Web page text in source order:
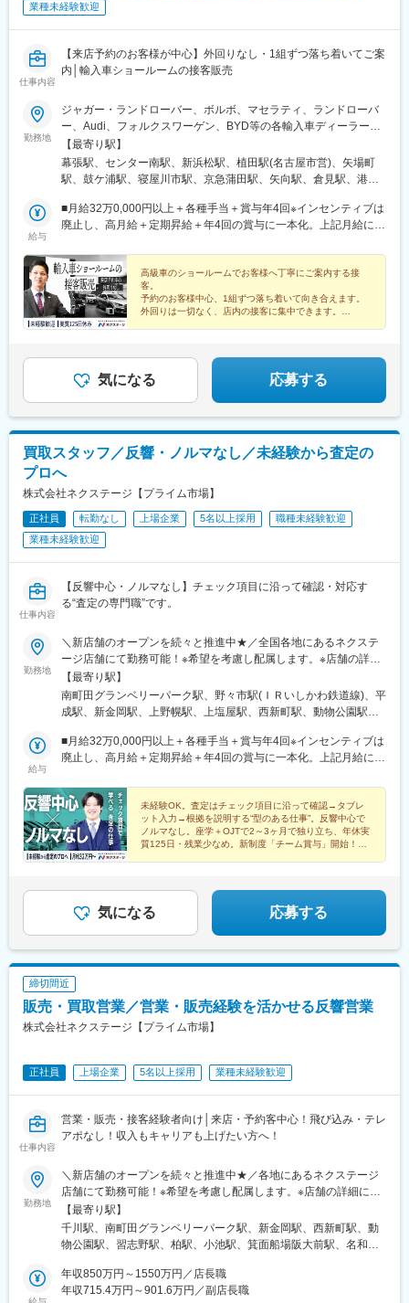
駅、新利府駅、名和駅(愛知県)、春江駅、発寒駅、江南駅(愛知
公津の杜駅、羽犬塚駅、信濃国分寺駅、大須観音駅、長沼駅(静岡
県)、京成幕張駅、赤迫駅、本郷駅(愛知県)、センター北駅、要町
上前津駅、知寄町一丁目駅
業種未経験歓迎
仕事内容
【来店予約のお客様が中心】外回りなし・1組ずつ落ち着いてご案
内│輸入車ショールームの接客販売
勤務地
ジャガー・ランドローバー、ボルボ、マセラティ、ランドローバ
ー、Audi、フォルクスワーゲン、BYD等の各輸入車ディーラー店
舗をはじめとするネクステージ運営店舗にて勤務可能！※希望を考
慮し配属します。※店舗の詳細については下記＜勤務地一覧＞をご
確認ください。転勤がない働き方のご希望もOK！★エリア限定
車通勤OK（一部除く）★受動喫煙対策あり※下記勤務地補足ネク
ステージ宮古島店／沖縄県宮古島市平良西里1276ネクステージ水
愛知県名古屋市緑区大高町丸の内36番1
【最寄り駅】
幕張駅、センター南駅、新浜松駅、植田駅(名古屋市営)、矢場町
駅、鼓ケ浦駅、寝屋川市駅、京急蒲田駅、矢向駅、倉見駅、港南
泉中央駅、東陽町駅、上社駅、男川駅、寒川駅、洋光台駅、善行
駅、鷺沼駅、平塚駅、宮之阪駅、放出駅、千川駅、上野幌駅、南
駅、環状通東駅、柏林台駅、七重浜駅、柏陽駅、運動公園前駅(青
森県)、八戸駅、岩手飯岡駅、村崎野駅、石巻あゆみ野駅、中野栄
駅、八乙女駅、黒松駅(宮城県)、新利府駅、船岡駅(宮城県)、塚目
駅、館腰駅、土崎駅、漆山駅(山形県)、鶴岡駅、置賜駅、泉駅(常
磐線)、郡山富田駅、伊達駅、研究学園駅、石岡駅、常陸多賀駅、
戸田駅、与野本町駅、幸手駅、吹上駅(埼玉県)、北上尾駅、新座
駅、草加駅、動物公園駅、習志野駅、柏駅、柏たなか駅、公津の
新潟駅、寺尾駅、高岡やぶなみ駅、東新庄駅、野々市駅(ＩＲいし
かわ鉄道線)、春江駅、竜王駅、北松本駅、川中島駅、岐南駅、細
畑駅、土岐市駅、美濃川合駅、豊春駅、焼津駅、東静岡駅、高塚
駅、天竜川駅、積志駅、ジヤトコ前駅、中島駅(愛知県)、喜多山駅
(愛知県)、牛山駅、三河鹿島駅、稲沢駅、妙興寺駅、北岡崎駅、美
合駅、豊明駅、江南駅(愛知県)、神領駅、高蔵寺駅、西尾駅、鳴海
駅、塩釜口駅、石浜駅、日進駅(愛知県)、伊奈駅、越戸駅、荒子川
上駅、伏見駅(京都府)、新金岡駅、箕面船場阪大前駅、神明町駅、
南茨木駅(大阪モノレール)、新石切駅、久米田駅、萩原天神駅、摂
駅、出屋敷駅、西飾磨駅、新ノ口駅、新大宮駅、紀三井寺駅、紀
伊駅、東山公園駅(鳥取県)、東松江駅(島根県)、清輝橋駅、福井駅
(岡山県)、早島駅、安芸中野駅、山陽女学園前駅、牛田駅(広島
県)、神辺駅、東福山駅、山口駅(山口県)、防府駅、吉成駅、丸亀
駅、円座駅、土橋駅(愛媛県)、知寄町二丁目駅、水城駅、新宮中央
駅、幸駅、平成駅、竜田口駅、鶴崎駅、南大分駅、南延岡駅、日
向住吉駅、上塩屋駅、てだこ浦西駅、浦添前田駅、赤嶺駅、偕楽
前橋大島駅、藤代駅、羽犬塚駅、西新井大師西駅、信濃国分寺
駅、武蔵関駅、京成幕張駅、センター北駅、大須観音駅、糀谷
駅、尻手駅、本郷駅(愛知県)、深江橋駅、要町駅、等々力駅、志村
坂上駅、長沼駅(静岡県)、はなみずき通駅、追分駅(三重県)、妙国
寺前駅、南茨木駅(阪急線)、西富井駅、楽々園駅、知寄町駅、赤迫
給与
■月給32万0,000円以上＋各種手当＋賞与年4回※インセンティブは
廃止し、高月給＋定期昇給＋年4回の賞与に一本化。上記月給には
┗全国転勤ありのグローバル型の場合の給与となります。※前職・
経験などを考慮して決定します。★職種経験(業界不問)をお持ちの
方であれば スタートから月給35万7,000円以上！ ※当社規定に
準ずる（みなし残業代29h分・6万1,000円以上を含む・超過分は
別途支給）
高級車のショールームでお客様へ丁寧にご案内する接
客。
予約のお客様中心、1組ずつ落ち着いて向き合えます。
外回りは一切なく、店内の接客に集中できます。
気になる 応募する
買取スタッフ／反響・ノルマなし／未経験から査定の
プロへ
株式会社ネクステージ【プライム市場】
正社員 転勤なし 上場企業 5名以上採用
職種未経験歓迎
業種未経験歓迎
仕事内容
【反響中心・ノルマなし】チェック項目に沿って確認・対応す
る“査定の専門職”です。
勤務地
＼新店舗のオープンを続々と推進中★／全国各地にあるネクステ
ージ店舗にて勤務可能！※希望を考慮し配属します。※店舗の詳細
については下記＜勤務地一覧＞をご確認ください。転勤がない働
き方のご希望もOK！★エリア限定(中域型)★転勤なし(地域型)で
の勤務形態も選択可能です！★自動車通勤OK（一部除く）★受動
島市平良西里1276ネクステージ水戸南店／茨城県東茨城郡茨城町
長岡矢頭3530SUV LAND名古屋／愛知県名古屋市緑区大高町丸の
【最寄り駅】
南町田グランベリーパーク駅、野々市駅(ＩＲいしかわ鉄道線)、平
成駅、新金岡駅、上野幌駅、上塩屋駅、西新町駅、動物公園駅、
知県)、神明町駅、北戸田駅、南郷１８丁目駅、柏たなか駅、北長
岡駅、中島駅(愛知県)、喜多山駅(愛知県)、幕張駅、牛山駅、泉駅
勢崎駅、妙興寺駅、稲沢駅、南茨木駅(大阪モノレール)、岡本駅
(栃木県)、南延岡駅、北久里浜駅、善行駅、鴨居駅、北岡崎駅、美
合駅、清輝橋駅、てだこ浦西駅、新石切駅、新ノ口駅、青砥駅、
豊明駅、丸亀駅、久米田駅、岐南駅、細畑駅、日向住吉駅、ケー
ブル八幡宮山上駅、伏見駅(京都府)、新大楽毛駅、竜田口駅、伊勢
陽女学園前駅、牛田駅(広島県)、運動公園前駅(青森県)、江南駅(愛
知県)、竜王駅、香里園駅、高岡やぶなみ駅、円座駅、知寄町二丁
鴨宮駅、小平駅、中神駅、東松江駅(島根県)、六軒駅(三重県)、土
橋駅(愛媛県)、北松本駅、焼津駅、信濃国分寺駅、北上尾駅、寝屋
川市駅、東新潟駅、寺尾駅、新宮中央駅、新座駅、道場南口駅、
偕楽園駅、長泉なめり駅、上野毛駅、岩手飯岡駅、西尾駅、土山
駅、福井駅(岡山県)、早島駅、淵野辺駅、草加駅、南草津駅、西小
岐市駅、石浜駅、五箇荘駅、東静岡駅、土師ノ里駅、吉成駅、浦
添前田駅、新大宮駅、西那須野駅、出屋敷駅、日進駅(愛知県)、常
尾駅、志村三丁目駅、美濃川合駅、彦根駅、西飾磨駅、高塚駅、
天竜川駅、積志駅、東新庄駅、ジヤトコ前駅、公津の杜駅、春江
駅、室見駅、神辺駅、東福山駅、伊達駅、東山公園駅(鳥取県)、置
賜駅、赤嶺駅、伊奈駅、越戸駅、防府駅、門司駅、柏陽駅、村崎
野駅、箕面萱野駅、荒子川公園駅、館腰駅、木更津駅、紀三井寺
師西駅、武蔵関駅、妙国寺前駅、京成幕張駅、南茨木駅(阪急線)、
楽々園駅、知寄町駅、追分駅(三重県)、等々力駅、西富井駅、要町
給与
■月給32万0,000円以上＋各種手当＋賞与年4回※インセンティブは
廃止し、高月給＋定期昇給＋年4回の賞与に一本化。上記月給には
途支給。┗全国転勤ありのグローバル型の場合の給与となりま
す。※前職・経験などを考慮して決定します。★職種経験(業界不
問)をお持ちの方であれば スタートから月給35万7,000円以
上！ ※当社規定に準ずる（みなし残業代29h分・6万1,000円以上
を含む・超過分は1分単位で別途支給）・中域型の場合／月給29
以上を含む・超過分は1分単位で別途支給）・地域型の場合／月給
27万円以上＋各種手当＋賞与年4回（みなし残業代29h分・5万円
以上を含む・超過分は1分単位で別途支給）◎月平均残業時間は
17時間程度！
未経験OK。査定はチェック項目に沿って確認→タブレ
ット入力→根拠を説明する“型のある仕事”。反響中心で
ノルマなし。座学＋OJTで2～3ヶ月で独り立ち、年休実
質125日・残業少なめ。新制度「チーム賞与」開始！通
気になる 応募する
締切間近
販売・買取営業／営業・販売経験を活かせる反響営業
株式会社ネクステージ【プライム市場】
正社員 上場企業 5名以上採用 業種未経験歓迎
仕事内容
営業・販売・接客経験者向け│来店・予約客中心！飛び込み・テレ
アポなし！収入もキャリアも上げたい方へ！
勤務地
＼新店舗のオープンを続々と推進中★／各地にあるネクステージ
店舗にて勤務可能！※希望を考慮し配属します。※店舗の詳細につ
いては下記＜勤務地一覧＞をご確認ください。●本求人は、全国転
勤ありの『グローバル型』の募集となります。新店舗も増え続け
ているため、ポストも拡大中！早期キャリアアップをご希望の方
(中域型)・転勤なし(地域型)での勤務形態も選択可能です！★自動
車通勤OK（一部除く）★受動喫煙対策あり※下記勤務地補足SUV
【最寄り駅】
千川駅、南町田グランベリーパーク駅、新金岡駅、西新町駅、動
物公園駅、習志野駅、柏駅、小池駅、箕面船場阪大前駅、名和駅
多山駅(愛知県)、矢向駅、幕張駅、センター南駅、寝屋川市駅、植
田駅(名古屋市営)、矢場町駅、鼓ケ浦駅、牛山駅、三河鹿島駅、与
年収850万円～1550万円／店長職
年収715.4万円～901.6万円／副店長職